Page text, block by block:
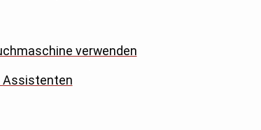
verwenden
Assistenten